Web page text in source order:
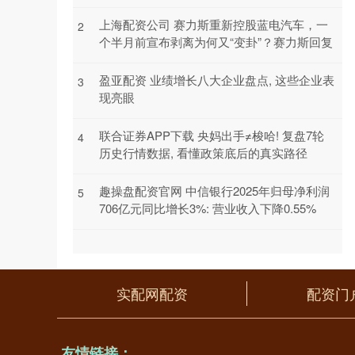
2
上海配资公司 赛力斯重新控股蓝电汽车，一
个半月前宣布剥离为何又“变卦”？赛力斯回复
3
盈亚配资 业绩增长八大企业盘点, 这些企业表
现亮眼
4
联合证券APP下载 央妈出手≠梭哈! 复盘7轮
历史行情数据, 看懂政策底后的真实路径
5
趣操盘配资官网 中信银行2025年归母净利润
706亿元同比增长3%: 营业收入下降0.55%
实配网配资 配资门